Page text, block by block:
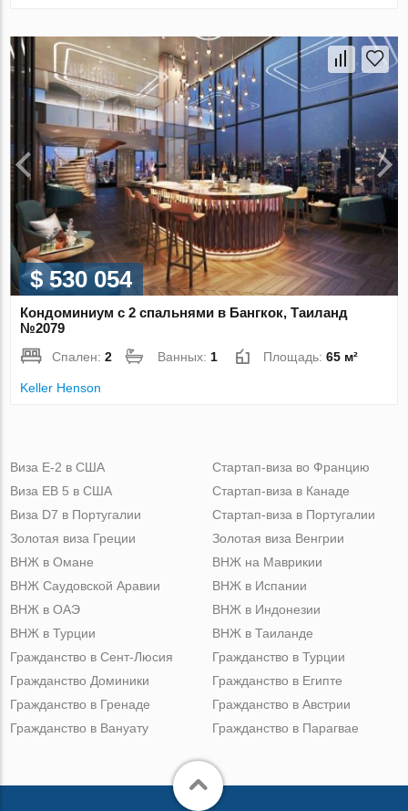
$ 530 054
Кондоминиум с 2 спальнями в Бангкок, Таиланд
№2079
Спален:2 Ванных: 1 Площадь:65 м²
Keller Henson
Виза Е-2 в США
Виза ЕВ 5 в США
Виза D7 в Португалии
Золотая виза Греции
Стартап-виза во Францию
Стартап-виза в Канаде
Стартап-виза в Португалии
Золотая виза Венгрии
ВНЖ в Омане
ВНЖ Саудовской Аравии
ВНЖ в ОАЭ
ВНЖ в Турции
ВНЖ на Маврикии
ВНЖ в Испании
ВНЖ в Индонезии
ВНЖ в Таиланде
Гражданство в Сент-Люсия
Гражданство Доминики
Гражданство в Гренаде
Гражданство в Вануату
Гражданство в Турции
Гражданство в Египте
Гражданство в Австрии
Гражданство в Парагвае